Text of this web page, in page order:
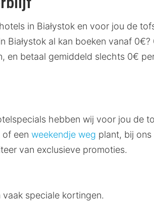
in Białystok en voor jou de
al kan boeken vanaf
en betaal gemiddeld slechts 0€
hebben wij voor jou de
een weekendje weg plant, bij
van exclusieve promoties.
speciale kortingen.